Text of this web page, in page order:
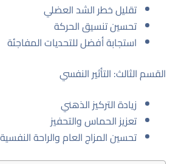
تقليل خطر الشد العضلي
تحسين تنسيق الحركة
استجابة أفضل للتحديات المفاجئة
القسم الثالث: التأثير النفسي
زيادة التركيز الذهني
تعزيز الحماس والتحفيز
تحسين المزاج العام والراحة النفسية